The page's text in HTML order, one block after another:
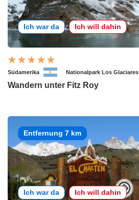
Ich war da Ich will dahin
Südamerika Nationalpark Los Glaciares
Wandern unter Fitz Roy
Entfernung 7 km
Ich war da Ich will dahin